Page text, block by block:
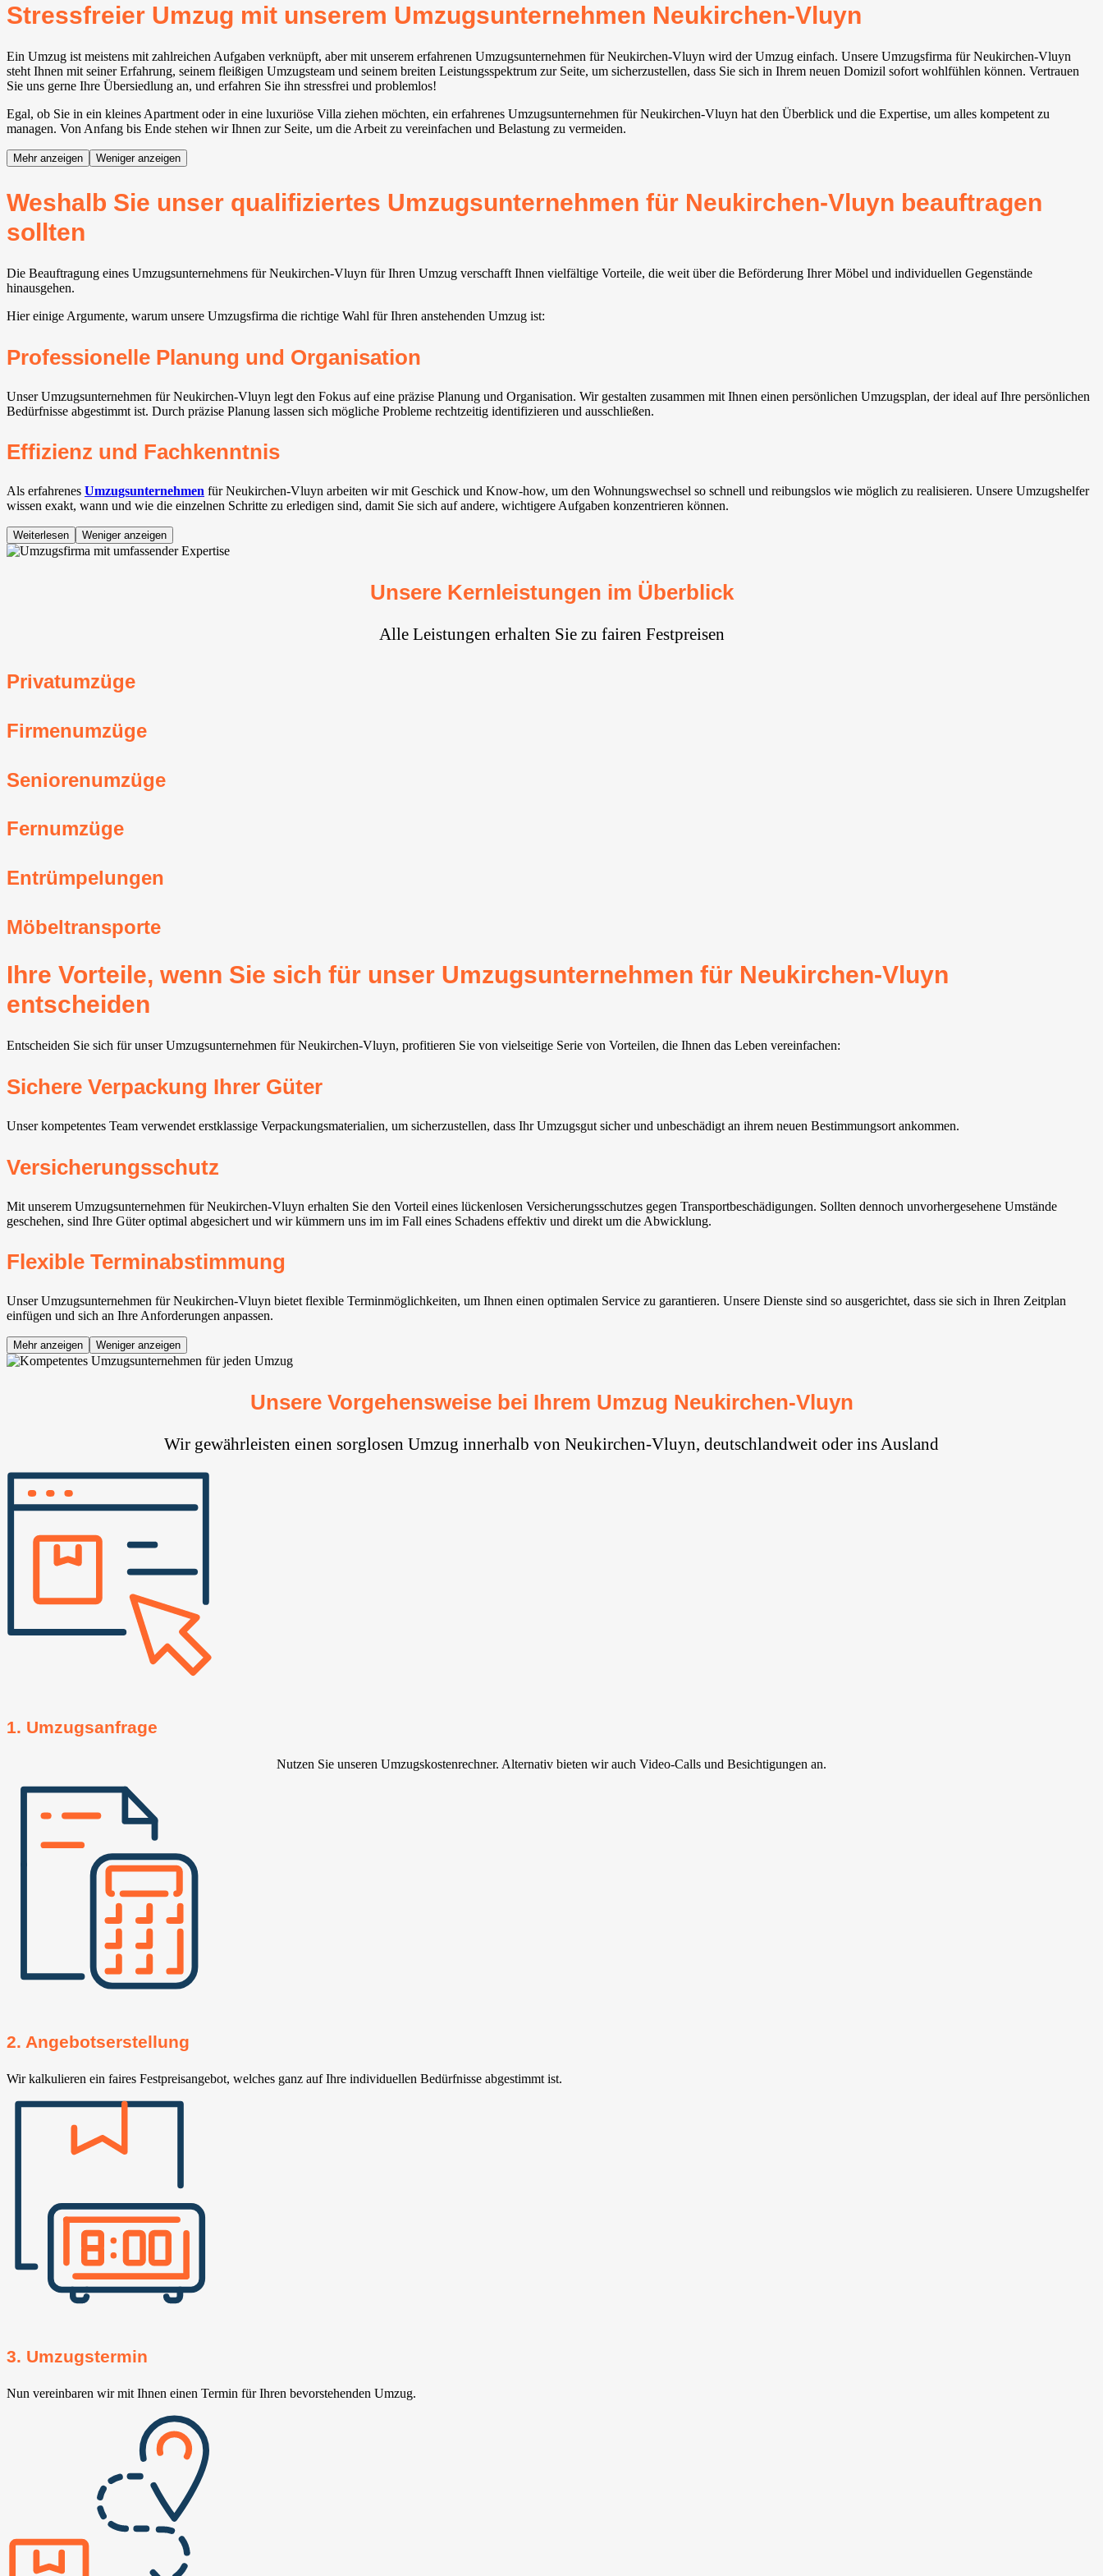
Stressfreier Umzug mit unserem Umzugsunternehmen Neukirchen-Vluyn
Ein Umzug ist meistens mit zahlreichen Aufgaben verknüpft, aber mit unserem erfahrenen Umzugsunternehmen für Neukirchen-Vluyn wird der Umzug einfach. Unsere Umzugsfirma für Neukirchen-Vluyn
steht Ihnen mit seiner Erfahrung, seinem fleißigen Umzugsteam und seinem breiten Leistungsspektrum zur Seite, um sicherzustellen, dass Sie sich in Ihrem neuen Domizil sofort wohlfühlen können. Vertrauen
Sie uns gerne Ihre Übersiedlung an, und erfahren Sie ihn stressfrei und problemlos!
Egal, ob Sie in ein kleines Apartment oder in eine luxuriöse Villa ziehen möchten, ein erfahrenes Umzugsunternehmen für Neukirchen-Vluyn hat den Überblick und die Expertise, um alles kompetent zu
managen. Von Anfang bis Ende stehen wir Ihnen zur Seite, um die Arbeit zu vereinfachen und Belastung zu vermeiden.
Mehr anzeigen Weniger anzeigen
Weshalb Sie unser qualifiziertes Umzugsunternehmen für Neukirchen-Vluyn beauftragen
sollten
Die Beauftragung eines Umzugsunternehmens für Neukirchen-Vluyn für Ihren Umzug verschafft Ihnen vielfältige Vorteile, die weit über die Beförderung Ihrer Möbel und individuellen Gegenstände
hinausgehen.
Hier einige Argumente, warum unsere Umzugsfirma die richtige Wahl für Ihren anstehenden Umzug ist:
Professionelle Planung und Organisation
Unser Umzugsunternehmen für Neukirchen-Vluyn legt den Fokus auf eine präzise Planung und Organisation. Wir gestalten zusammen mit Ihnen einen persönlichen Umzugsplan, der ideal auf Ihre persönlichen
Bedürfnisse abgestimmt ist. Durch präzise Planung lassen sich mögliche Probleme rechtzeitig identifizieren und ausschließen.
Effizienz und Fachkenntnis
Als erfahrenes Umzugsunternehmen für Neukirchen-Vluyn arbeiten wir mit Geschick und Know-how, um den Wohnungswechsel so schnell und reibungslos wie möglich zu realisieren. Unsere Umzugshelfer
wissen exakt, wann und wie die einzelnen Schritte zu erledigen sind, damit Sie sich auf andere, wichtigere Aufgaben konzentrieren können.
Weiterlesen Weniger anzeigen
Unsere Kernleistungen im Überblick
Alle Leistungen erhalten Sie zu fairen Festpreisen
Privatumzüge
Firmenumzüge
Seniorenumzüge
Fernumzüge
Entrümpelungen
Möbeltransporte
Ihre Vorteile, wenn Sie sich für unser Umzugsunternehmen für Neukirchen-Vluyn
entscheiden
Entscheiden Sie sich für unser Umzugsunternehmen für Neukirchen-Vluyn, profitieren Sie von vielseitige Serie von Vorteilen, die Ihnen das Leben vereinfachen:
Sichere Verpackung Ihrer Güter
Unser kompetentes Team verwendet erstklassige Verpackungsmaterialien, um sicherzustellen, dass Ihr Umzugsgut sicher und unbeschädigt an ihrem neuen Bestimmungsort ankommen.
Versicherungsschutz
Mit unserem Umzugsunternehmen für Neukirchen-Vluyn erhalten Sie den Vorteil eines lückenlosen Versicherungsschutzes gegen Transportbeschädigungen. Sollten dennoch unvorhergesehene Umstände
geschehen, sind Ihre Güter optimal abgesichert und wir kümmern uns im im Fall eines Schadens effektiv und direkt um die Abwicklung.
Flexible Terminabstimmung
Unser Umzugsunternehmen für Neukirchen-Vluyn bietet flexible Terminmöglichkeiten, um Ihnen einen optimalen Service zu garantieren. Unsere Dienste sind so ausgerichtet, dass sie sich in Ihren Zeitplan
einfügen und sich an Ihre Anforderungen anpassen.
Mehr anzeigen Weniger anzeigen
Unsere Vorgehensweise bei Ihrem Umzug Neukirchen-Vluyn
Wir gewährleisten einen sorglosen Umzug innerhalb von Neukirchen-Vluyn, deutschlandweit oder ins Ausland
1. Umzugsanfrage
Nutzen Sie unseren Umzugskostenrechner. Alternativ bieten wir auch Video-Calls und Besichtigungen an.
2. Angebotserstellung
Wir kalkulieren ein faires Festpreisangebot, welches ganz auf Ihre individuellen Bedürfnisse abgestimmt ist.
3. Umzugstermin
Nun vereinbaren wir mit Ihnen einen Termin für Ihren bevorstehenden Umzug.